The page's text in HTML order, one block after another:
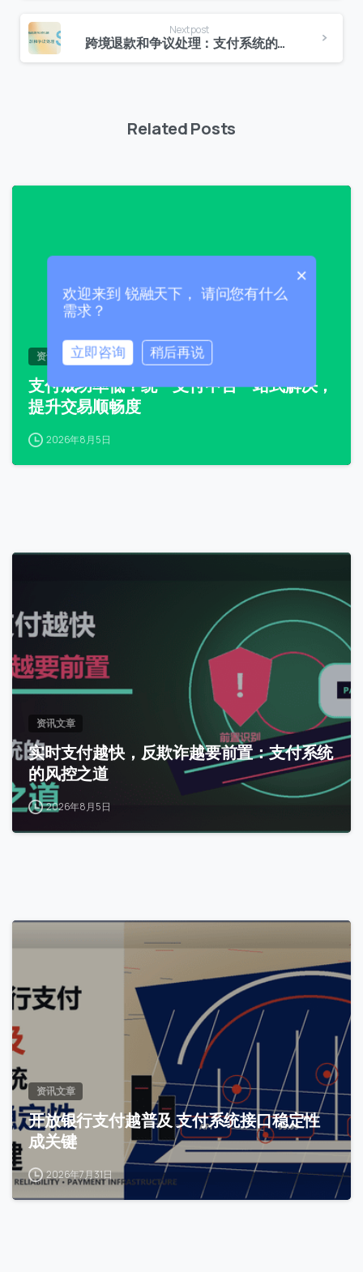
Next post
跨境退款和争议处理：支付系统的应对机制
Related Posts
资讯文章
支付成功率低？统一支付中台一站式解决，
提升交易顺畅度
2026年8月5日
资讯文章
实时支付越快，反欺诈越要前置：支付系统
的风控之道
2026年8月5日
资讯文章
开放银行支付越普及 支付系统接口稳定性
成关键
2026年7月31日
China
0 / 180
首次进入页面
访问历史
×
欢迎来到 锐融天下， 请问您有什么
需求？
立即咨询 稍后再说